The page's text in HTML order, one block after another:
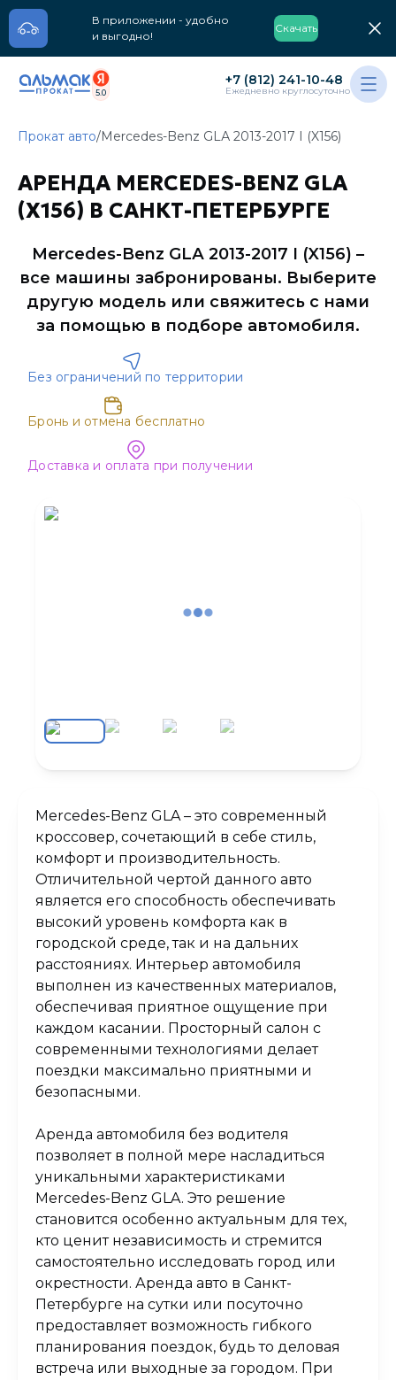
В приложении - удобно
и выгодно!
Скачать
5.0
+7 (812) 241-10-48
Ежедневно круглосуточно
Прокат авто/Mercedes-Benz GLА 2013-2017 I (X156)
АРЕНДА MERCEDES-BENZ GLА
(X156) В САНКТ-ПЕТЕРБУРГЕ
Mercedes-Benz GLА 2013-2017 I (X156) –
все машины забронированы. Выберите
другую модель или свяжитесь с нами
за помощью в подборе автомобиля.
Без ограничений по территории
Бронь и отмена бесплатно
Доставка и оплата при получении
Mercedes-Benz GLA – это современный
кроссовер, сочетающий в себе стиль,
комфорт и производительность.
Отличительной чертой данного авто
является его способность обеспечивать
высокий уровень комфорта как в
городской среде, так и на дальних
расстояниях. Интерьер автомобиля
выполнен из качественных материалов,
обеспечивая приятное ощущение при
каждом касании. Просторный салон с
современными технологиями делает
поездки максимально приятными и
безопасными.
Аренда автомобиля без водителя
позволяет в полной мере насладиться
уникальными характеристиками
Mercedes-Benz GLA. Это решение
становится особенно актуальным для тех,
кто ценит независимость и стремится
самостоятельно исследовать город или
окрестности. Аренда авто в Санкт-
Петербурге на сутки или посуточно
предоставляет возможность гибкого
планирования поездок, будь то деловая
встреча или выходные за городом. При